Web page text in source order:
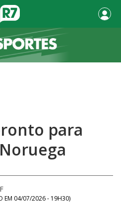
para
EM 04/07/2026 - 19H30)